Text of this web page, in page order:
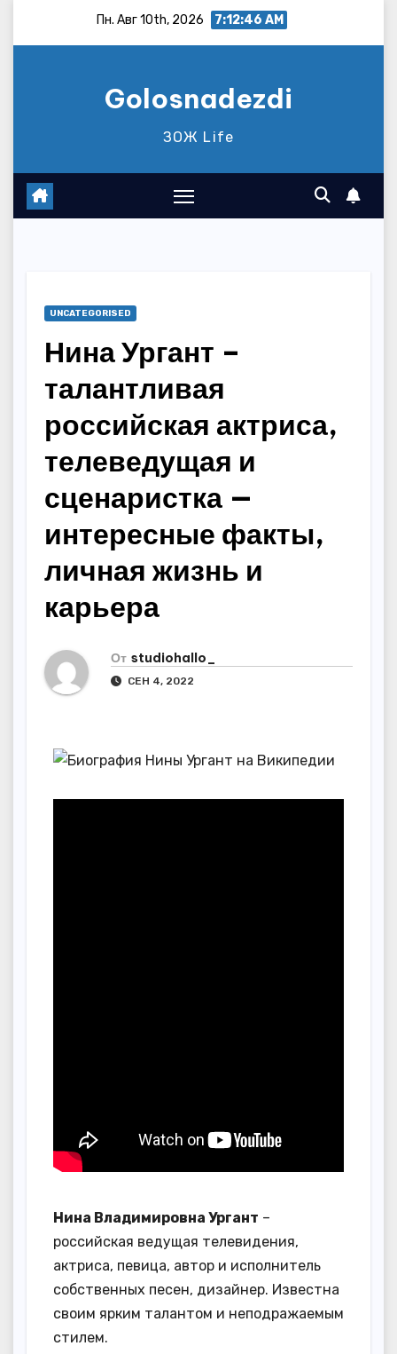
Пн. Авг 10th, 2026 7:12:47 AM
Golosnadezdi
ЗОЖ Life
UNCATEGORISED
Нина Ургант –
талантливая
российская актриса,
телеведущая и
сценаристка —
интересные факты,
личная жизнь и
карьера
От studiohallo_
СЕН 4, 2022
Нина Владимировна Ургант –
российская ведущая телевидения,
актриса, певица, автор и исполнитель
собственных песен, дизайнер. Известна
своим ярким талантом и неподражаемым
стилем.